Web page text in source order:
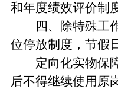
和年度绩效评价制
四、除特殊工作
位停放制度，节假
定向化实物保障
后不得继续使用原